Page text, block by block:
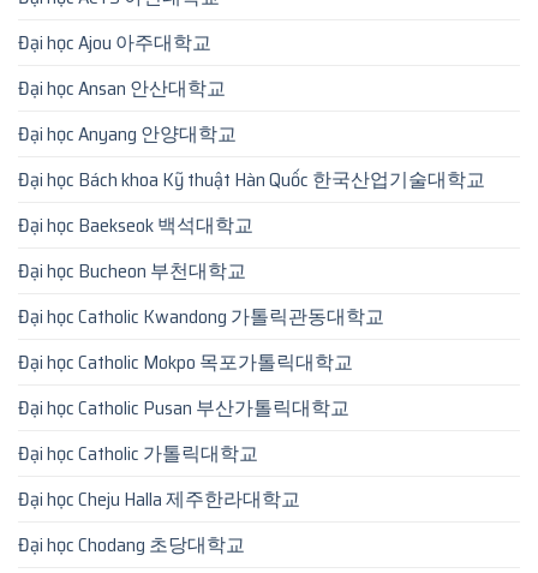
Đại học Ajou 아주대학교
Đại học Ansan 안산대학교
Đại học Anyang 안양대학교
Đại học Bách khoa Kỹ thuật Hàn Quốc 한국산업기술대학교
Đại học Baekseok 백석대학교
Đại học Bucheon 부천대학교
Đại học Catholic Kwandong 가톨릭관동대학교
Đại học Catholic Mokpo 목포가톨릭대학교
Đại học Catholic Pusan 부산가톨릭대학교
Đại học Catholic 가톨릭대학교
Đại học Cheju Halla 제주한라대학교
Đại học Chodang 초당대학교